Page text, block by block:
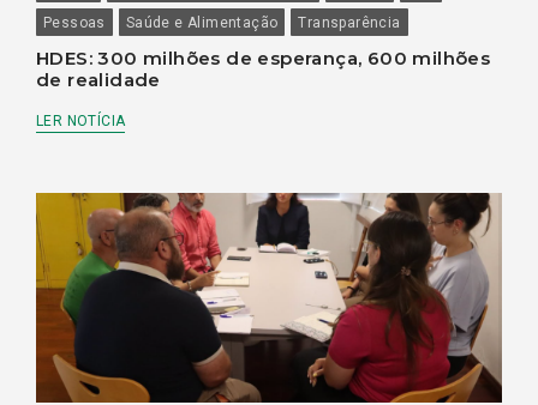
Pessoas
Saúde e Alimentação Transparência
HDES: 300 milhões de esperança, 600 milhões
de realidade
LER NOTÍCIA